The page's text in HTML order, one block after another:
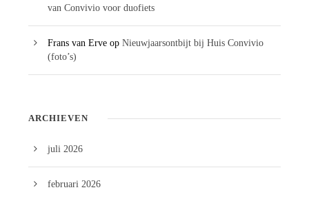
van Convivio voor duofiets
Frans van Erve op Nieuwjaarsontbijt bij Huis Convivio
(foto’s)
ARCHIEVEN
juli 2026
februari 2026